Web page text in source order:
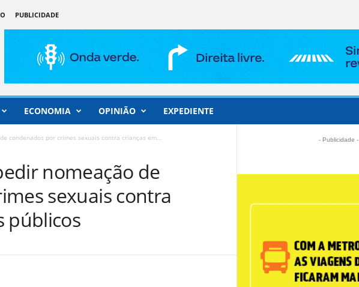
PUBLICIDADE
ECONOMIA OPINIÃO EXPEDIENTE
condenados por crimes sexuais contra crianças em...
nomeação de
sexuais contra
públicos
- Publicidade -